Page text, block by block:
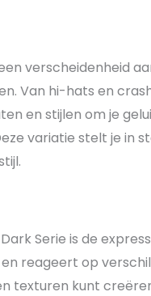
verscheidenheid
Van hi-hats en
en stijlen om je
variatie stelt je in
Serie is de
reageert op
texturen kunt